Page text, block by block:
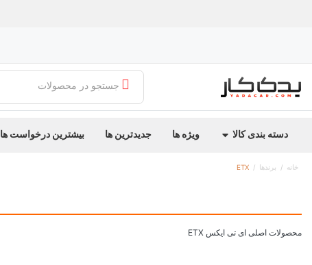
جستجو در محصولات
دسته بندی کالا ویژه ها جدیدترین ها بیشترین درخواست ها
خانه برندها ETX
محصولات اصلی ای تی ایکس ETX